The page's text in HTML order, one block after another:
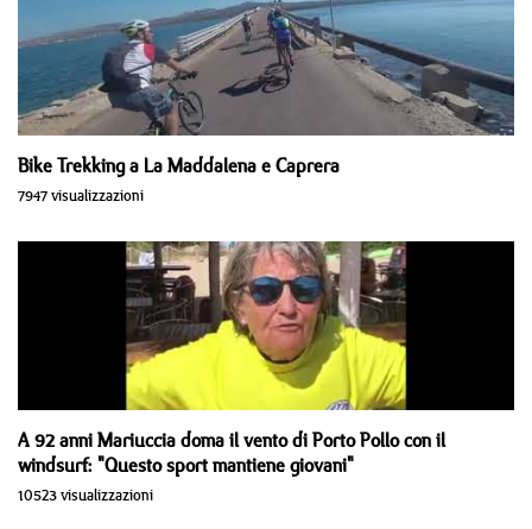
Bike Trekking a La Maddalena e Caprera
7947 visualizzazioni
A 92 anni Mariuccia doma il vento di Porto Pollo con il
windsurf: "Questo sport mantiene giovani"
10523 visualizzazioni